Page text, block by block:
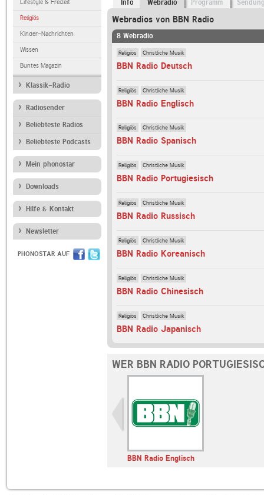
Lifestyle & Freizeit
Religiös
Kinder-Nachrichten
Wissen
Buntes Magazin
Klassik-Radio
Radiosender
Beliebteste Radios
Beliebteste Podcasts
Mein phonostar
Downloads
Hilfe & Kontakt
Newsletter
PHONOSTAR AUF
Info Webradio Programm
Webradios von BBN Radio
8 Webradio
Religiös Christliche Musik
BBN Radio Deutsch
Religiös Christliche Musik
BBN Radio Englisch
Religiös Christliche Musik
BBN Radio Spanisch
Religiös Christliche Musik
BBN Radio Portugiesisch
Religiös Christliche Musik
BBN Radio Russisch
Religiös Christliche Musik
BBN Radio Koreanisch
Religiös Christliche Musik
BBN Radio Chinesisch
Religiös Christliche Musik
BBN Radio Japanisch
WER BBN RADIO
BBN Radio Englisch